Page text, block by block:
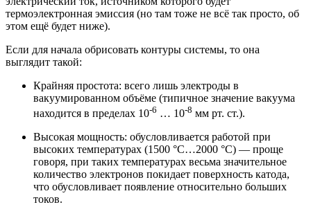
термоэлектронная эмиссия (но там тоже не всё так просто, об
этом ещё будет ниже).
Если для начала обрисовать контуры системы, то она
выглядит такой:
Крайняя простота: всего лишь электроды в
вакуумированном объёме (типичное значение вакуума
находится в пределах 10-6 … 10-8 мм рт. ст.).
Высокая мощность: обусловливается работой при
высоких температурах (1500 °C…2000 °C) — проще
говоря, при таких температурах весьма значительное
количество электронов покидает поверхность катода,
что обусловливает появление относительно больших
токов.